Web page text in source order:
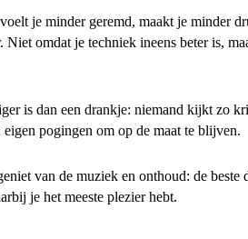
je minder geremd, maakt je minder
omdat je techniek ineens beter is,
is dan een drankje: niemand kijkt zo
pogingen om op de maat te blijven.
van de muziek en onthoud: de beste
je het meeste plezier hebt.